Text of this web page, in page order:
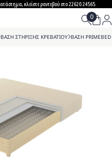
κλείστε ραντεβού στο 22620 24565.
ΒΑΣΗ ΣΤΗΡΙΞΗΣ ΚΡΕΒΑΤΙΟΥ>ΒΑΣΗ PRIMEBED